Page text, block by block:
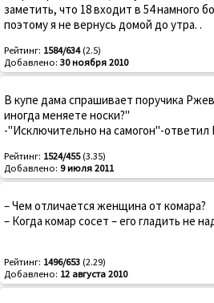
заметить, что 18 входит в 54 намного
поэтому я не вернусь домой до утра. .
Рейтинг: 1584/634(2.5)
Добавлено: 30 ноября 2010
В купе дама спрашивает поручика
иногда меняете носки?"
-"Исключительно на самогон"-ответил
Рейтинг: 1524/455(3.35)
Добавлено: 9 июля 2011
– Чем отличается женщина от комара?
– Когда комар сосет – его гладить не
Рейтинг: 1496/653 (2.29)
Добавлено: 12 августа 2010